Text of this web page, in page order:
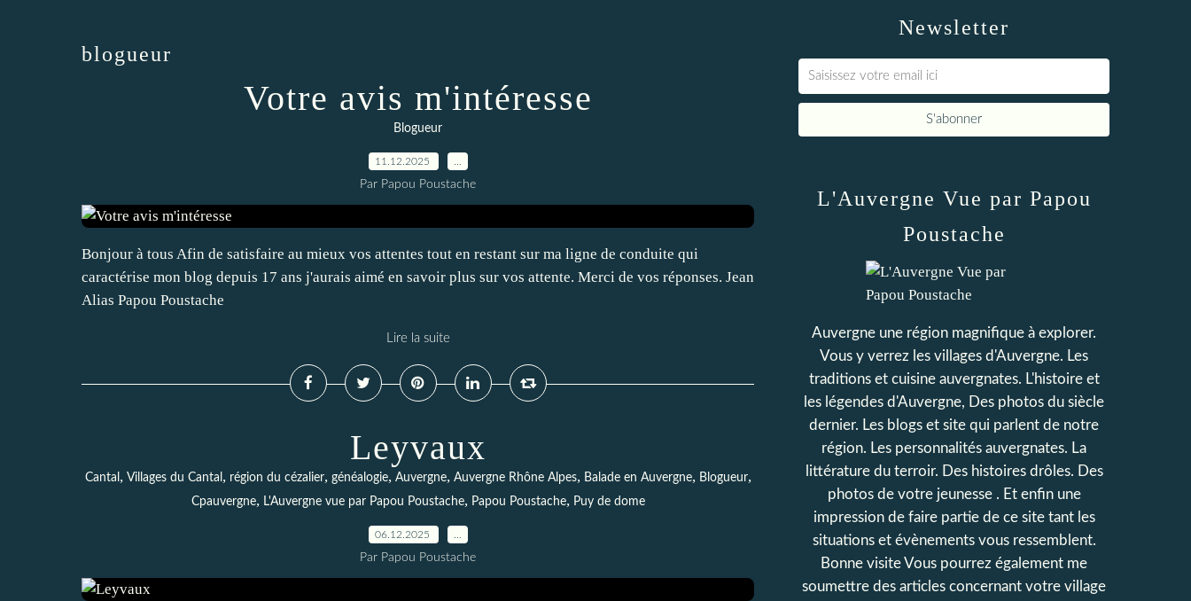
blogueur
Votre avis m'intéresse
Blogueur
11.12.2025
Par Papou Poustache
Bonjour à tous Afin de satisfaire au mieux vos attentes tout en restant sur ma ligne de conduite qui
caractérise mon blog depuis 17 ans j'aurais aimé en savoir plus sur vos attente. Merci de vos réponses. Jean
Alias Papou Poustache
Lire la suite
Leyvaux
Cantal , Villages du Cantal , région du cézalier, généalogie, Auvergne, Auvergne Rhône Alpes, Balade en Auvergne, Blogueur,
Cpauvergne, L'Auvergne vue par Papou Poustache, Papou Poustache, Puy de dome
06.12.2025
Par Papou Poustache
Newsletter
L'Auvergne Vue par Papou
Poustache
Auvergne une région magnifique à explorer.
Vous y verrez les villages d'Auvergne. Les
traditions et cuisine auvergnates. L'histoire et
les légendes d'Auvergne, Des photos du siècle
dernier. Les blogs et site qui parlent de notre
région. Les personnalités auvergnates. La
littérature du terroir. Des histoires drôles. Des
photos de votre jeunesse . Et enfin une
impression de faire partie de ce site tant les
situations et évènements vous ressemblent.
Bonne visite Vous pourrez également me
soumettre des articles concernant votre village